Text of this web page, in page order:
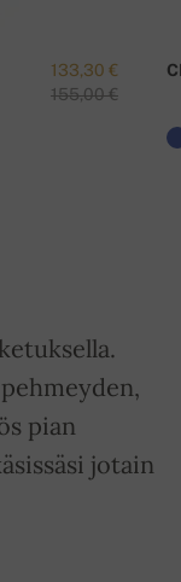
133,30 €
155,00 €
pian
jotain